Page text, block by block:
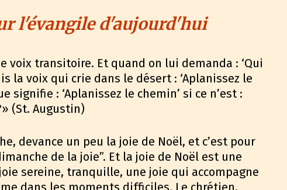
l'évangile d'aujourd'hui
voix transitoire. Et quand on lui demanda : ‘Qui
la voix qui crie dans le désert : ‘Aplanissez le
signifie : ‘Aplanissez le chemin’ si ce n’est :
(St. Augustin)
devance un peu la joie de Noël, et c’est pour
de la joie”. Et la joie de Noël est une
sereine, tranquille, une joie qui accompagne
dans les moments difficiles. Le chrétien,